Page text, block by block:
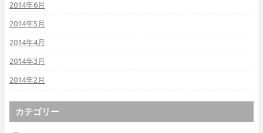
2014年6月
2014年5月
2014年4月
2014年3月
2014年2月
カテゴリー